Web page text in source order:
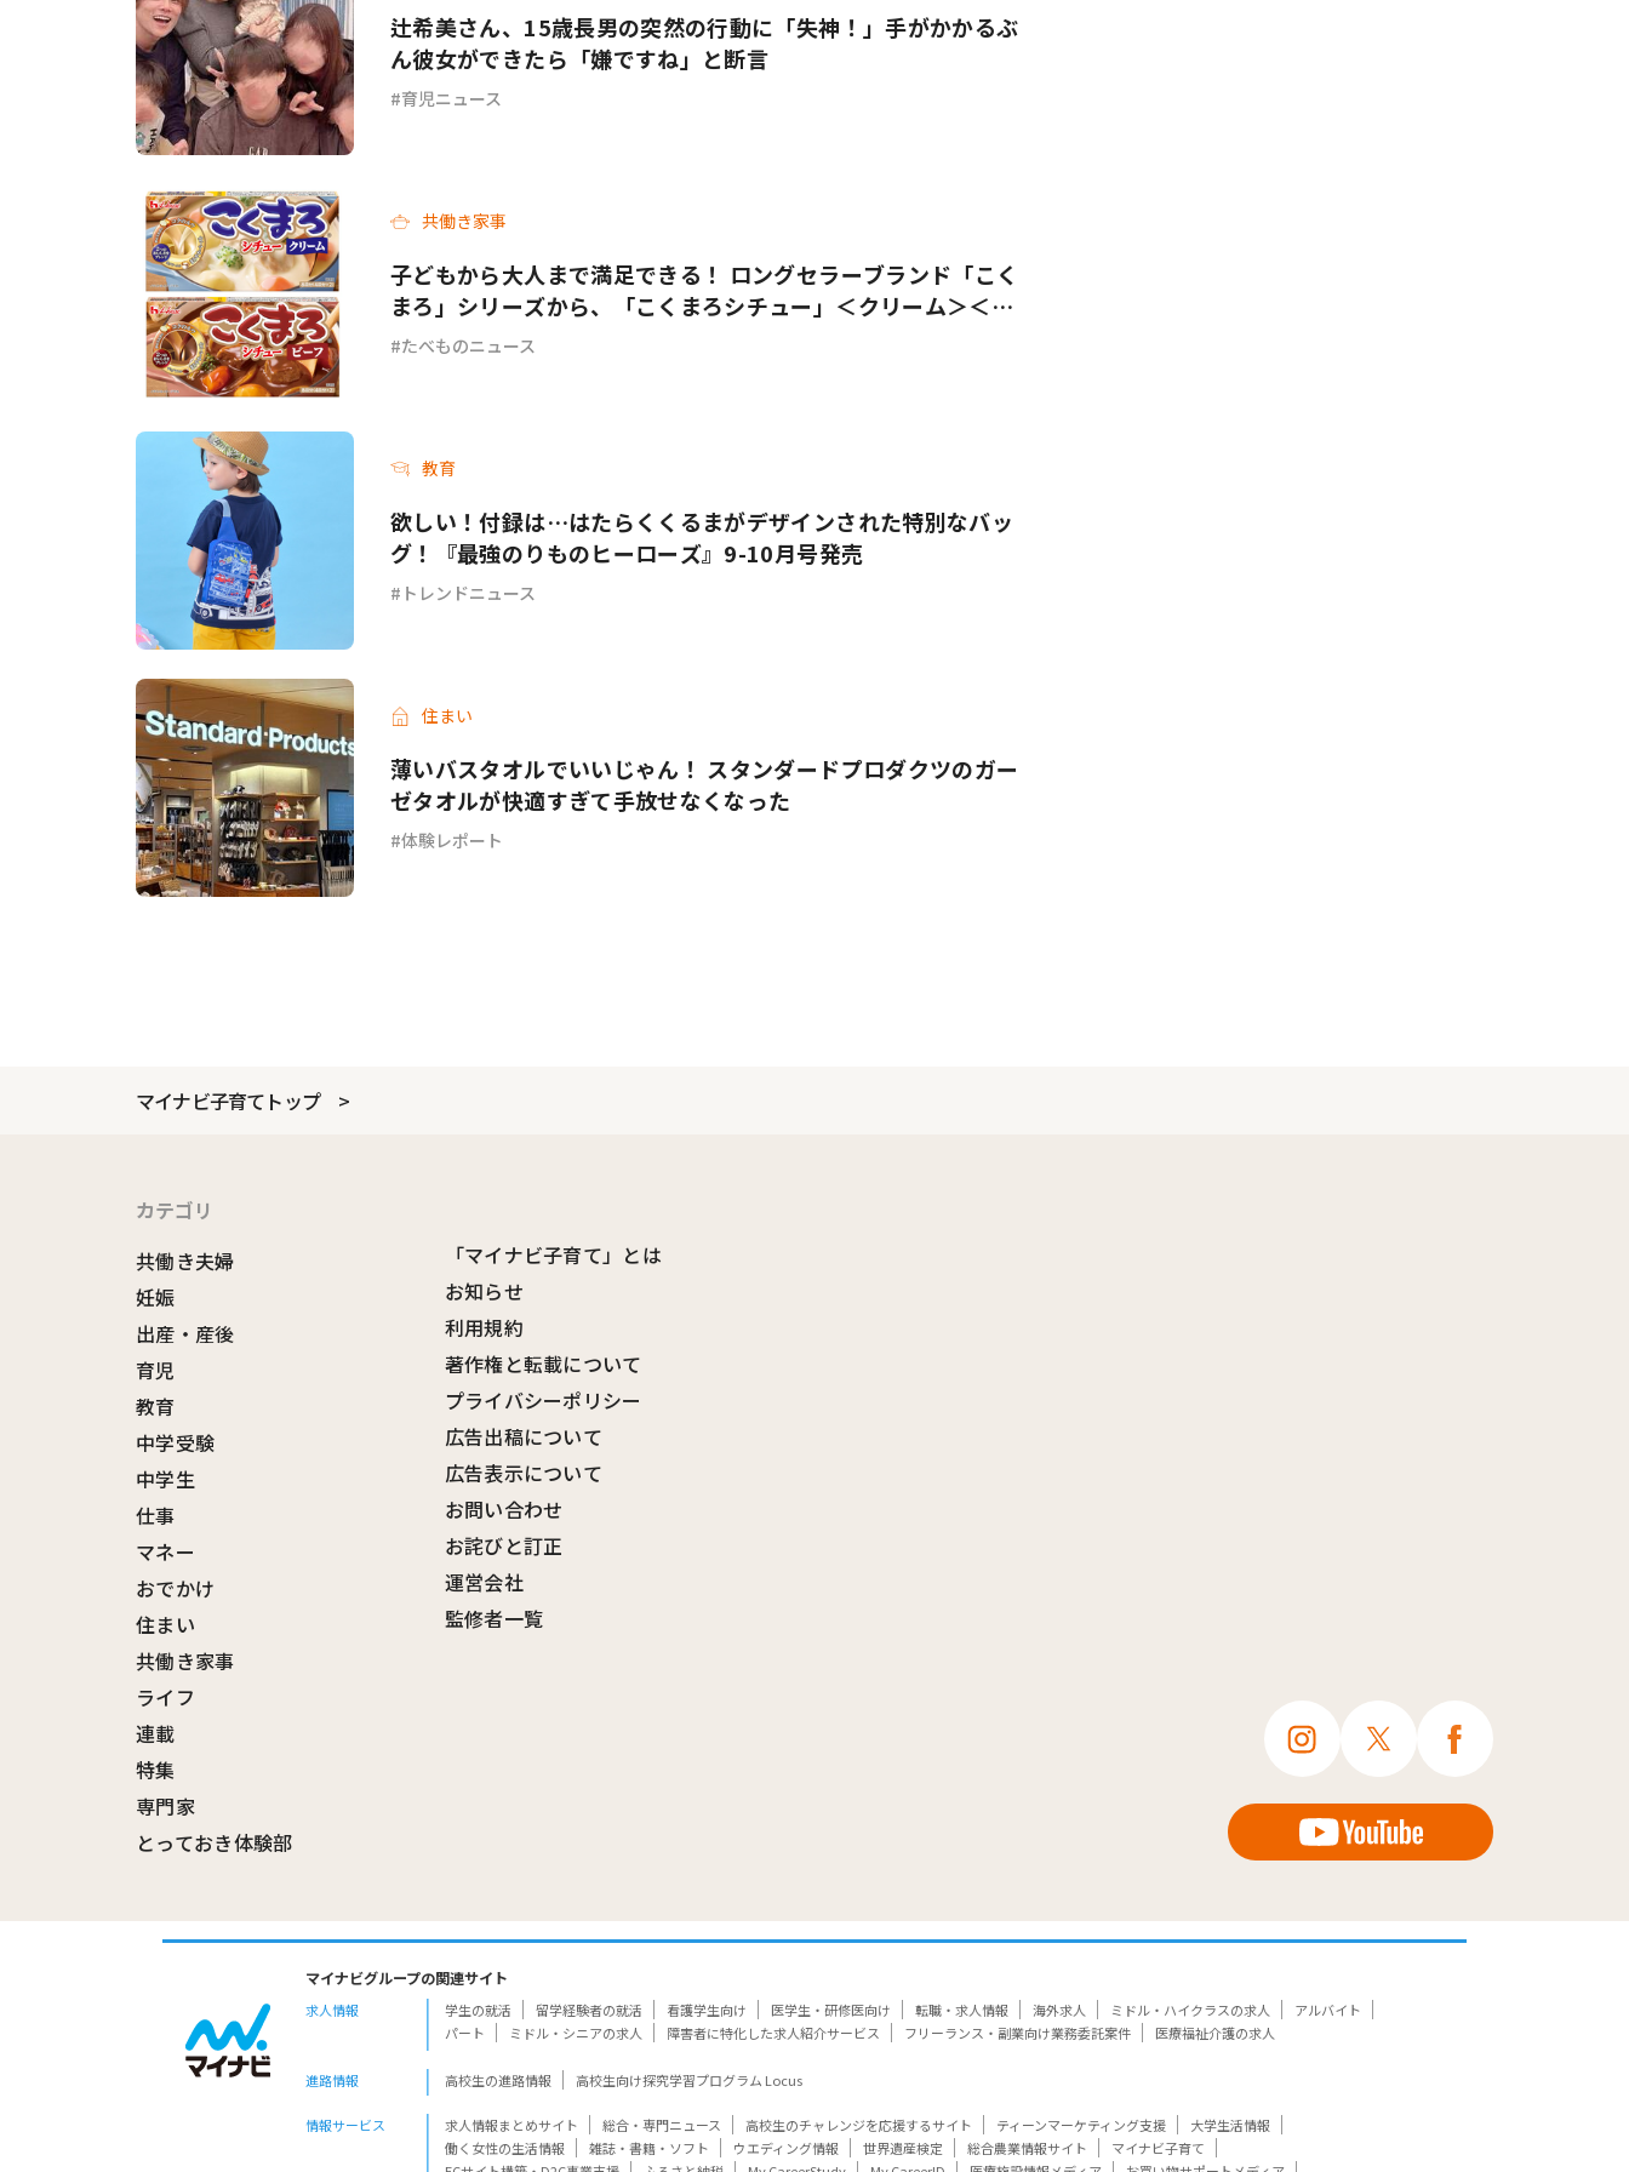
辻希美さん、15歳長男の突然の行動に「失神！」手がかかるぶ
ん彼女ができたら「嫌ですね」と断言
育児ニュース
共働き家事
子どもから大人まで満足できる！ ロングセラーブランド「こく
まろ」シリーズから、「こくまろシチュー」＜クリーム＞＜ビ
ーフ＞が新発売
たべものニュース
教育
欲しい！付録は…はたらくくるまがデザインされた特別なバッ
グ！『最強のりものヒーローズ』9-10月号発売
トレンドニュース
住まい
薄いバスタオルでいいじゃん！ スタンダードプロダクツのガー
ゼタオルが快適すぎて手放せなくなった
体験レポート
マイナビ子育てトップ
カテゴリ
共働き夫婦
妊娠
出産・産後
育児
教育
中学受験
中学生
仕事
マネー
おでかけ
住まい
共働き家事
ライフ
連載
特集
専門家
とっておき体験部
「マイナビ子育て」とは
お知らせ
利用規約
著作権と転載について
プライバシーポリシー
広告出稿について
広告表示について
お問い合わせ
お詫びと訂正
運営会社
監修者一覧
マイナビグループの関連サイト
求人情報 学生の就活 留学経験者の就活 看護学生向け 医学生・研修医向け 転職・求人情報 海外求人 ミドル・ハイクラスの求人
アルバイト
パート
ミドル・シニアの求人 障害者に特化した求人紹介サービス フリーランス・副業向け業務委託案件 医療福祉介護の求人
進路情報 高校生の進路情報 高校生向け探究学習プログラム Locus
情報サービス 求人情報まとめサイト 総合・専門ニュース 高校生のチャレンジを応援するサイト ティーンマーケティング支援
大学生活情報
働く女性の生活情報
雑誌・書籍・ソフト ウエディング情報 世界遺産検定 総合農業情報サイト
マイナビ子育て